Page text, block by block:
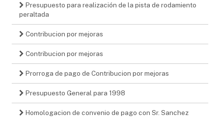
Presupuesto para realización de la pista de rodamiento
peraltada
Contribucion por mejoras
Contribucion por mejoras
Prorroga de pago de Contribucion por mejoras
Presupuesto General para 1998
Homologacion de convenio de pago con Sr. Sanchez